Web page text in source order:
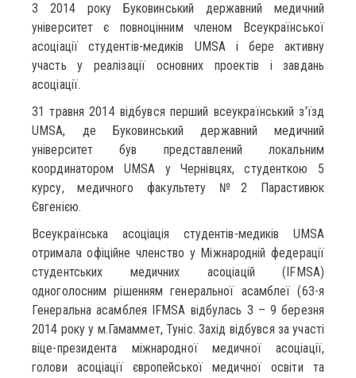
З 2014 року Буковинський державний медичний
університет є повноцінним членом Всеукраїнської
асоціації студентів-медиків UMSA і бере активну
участь у реалізації основних проектів і завдань
асоціації.
31 травня 2014 відбувся перший всеукраїнський з’їзд
UMSA, де Буковинський державний медичний
університет був представлений локальним
координатором UMSA у Чернівцях, студенткою 5
курсу, медичного факультету №2 Парастивюк
Євгенією.
Всеукраїнська асоціація студентів-медиків UMSA
отримала офіційне членство у Міжнародній федерації
студентських медичних асоціацій (IFMSA)
одноголосним рішенням генеральної асамблеї (63-я
Генеральна асамблея IFMSA відбулась 3 – 9 березня
2014 року у м.Гамаммет, Туніс. Захід відбувся за участі
віце-президента міжнародної медичної асоціації,
голови асоціації європейської медичної освіти та